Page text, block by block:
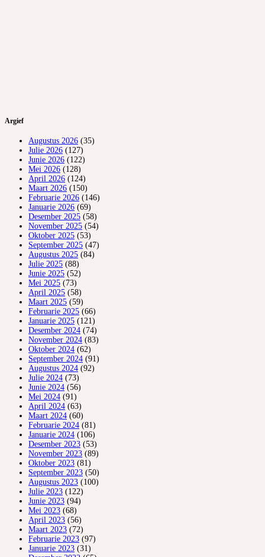
Argief
Augustus 2026 (35)
Julie 2026 (127)
Junie 2026 (122)
Mei 2026 (128)
April 2026 (124)
Maart 2026 (150)
Februarie 2026 (146)
Januarie 2026 (69)
Desember 2025 (58)
November 2025 (54)
Oktober 2025 (53)
September 2025 (47)
Augustus 2025 (84)
Julie 2025 (88)
Junie 2025 (52)
Mei 2025 (73)
April 2025 (58)
Maart 2025 (59)
Februarie 2025 (66)
Januarie 2025 (121)
Desember 2024 (74)
November 2024 (83)
Oktober 2024 (62)
September 2024 (91)
Augustus 2024 (92)
Julie 2024 (73)
Junie 2024 (56)
Mei 2024 (91)
April 2024 (63)
Maart 2024 (60)
Februarie 2024 (81)
Januarie 2024 (106)
Desember 2023 (53)
November 2023 (89)
Oktober 2023 (81)
September 2023 (50)
Augustus 2023 (100)
Julie 2023 (122)
Junie 2023 (94)
Mei 2023 (68)
April 2023 (56)
Maart 2023 (72)
Februarie 2023 (97)
Januarie 2023 (31)